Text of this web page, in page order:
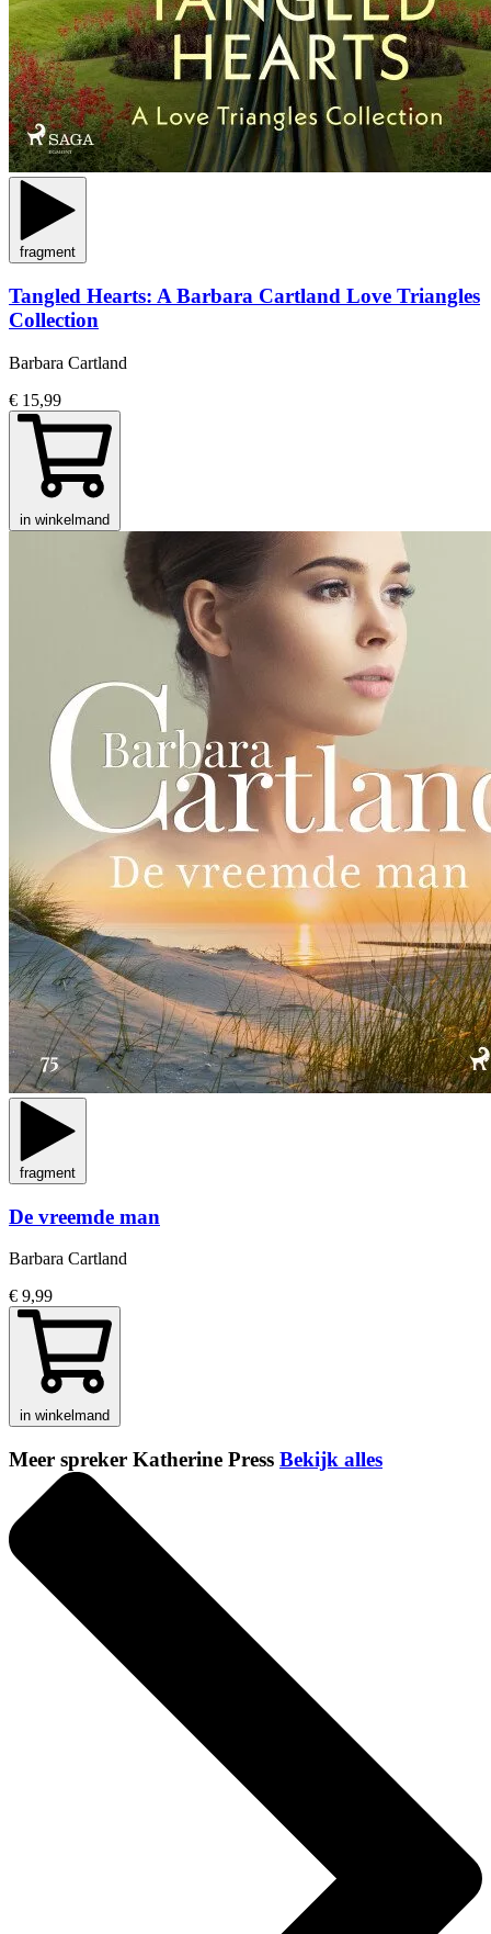
fragment
Tangled Hearts: A Barbara Cartland Love Triangles
Collection
Barbara Cartland
€ 15,99
in winkelmand
fragment
De vreemde man
Barbara Cartland
€ 9,99
in winkelmand
Meer spreker Katherine Press Bekijk alles